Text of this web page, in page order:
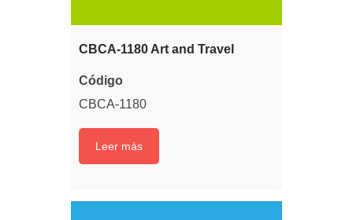
CBCA-1180 Art and Travel
Código
CBCA-1180
Leer más